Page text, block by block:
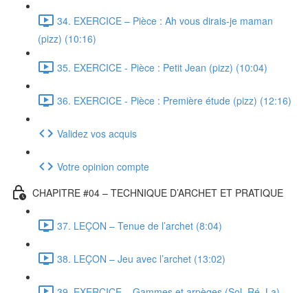
34. EXERCICE – Pièce : Ah vous dirais-je maman
(pizz) (10:16)
35. EXERCICE - Pièce : Petit Jean (pizz) (10:04)
36. EXERCICE - Pièce : Première étude (pizz) (12:16)
Validez vos acquis
Votre opinion compte
CHAPITRE #04 – TECHNIQUE D’ARCHET ET PRATIQUE
37. LEÇON – Tenue de l’archet (8:04)
38. LEÇON – Jeu avec l’archet (13:02)